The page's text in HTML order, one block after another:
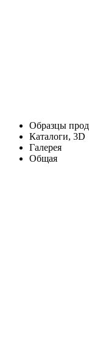
Образцы
Каталоги, 3D
Галерея
Общая